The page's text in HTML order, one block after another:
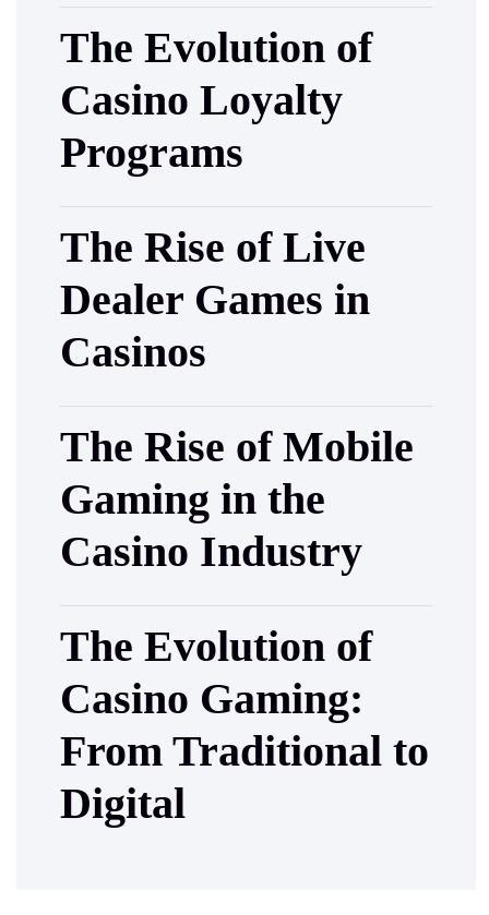
The Evolution of
Casino Loyalty
Programs
The Rise of Live
Dealer Games in
Casinos
The Rise of Mobile
Gaming in the
Casino Industry
The Evolution of
Casino Gaming:
From Traditional to
Digital